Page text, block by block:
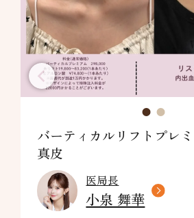
バーティカルリフトプレ
真皮
医局長
小泉 舞華